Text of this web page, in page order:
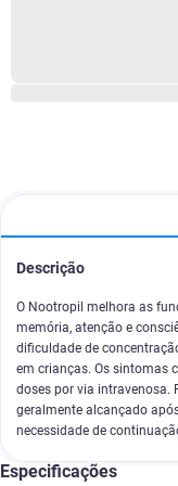
Descrição
O Nootropil melhora as
memória, atenção e
dificuldade de
em crianças. Os sintomas
doses por via intravenosa.
geralmente alcançado
necessidade de
Especificações